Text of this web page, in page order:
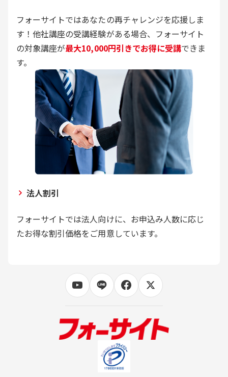
フォーサイトではあなたの再チャレンジを応援しま
す！他社講座の受講経験がある場合、フォーサイト
の対象講座が最大10,000円引きでお得に受講できま
す。
法人割引
フォーサイトでは法人向けに、お申込み人数に応じ
たお得な割引価格をご用意しています。